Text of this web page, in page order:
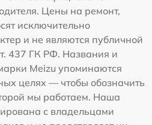
Цены на ремонт,
исключительно
и не являются публичной
437 ГК РФ. Названия и
Meizu упоминаются
целях — чтобы обозначить
мы работаем. Наша
с владельцами